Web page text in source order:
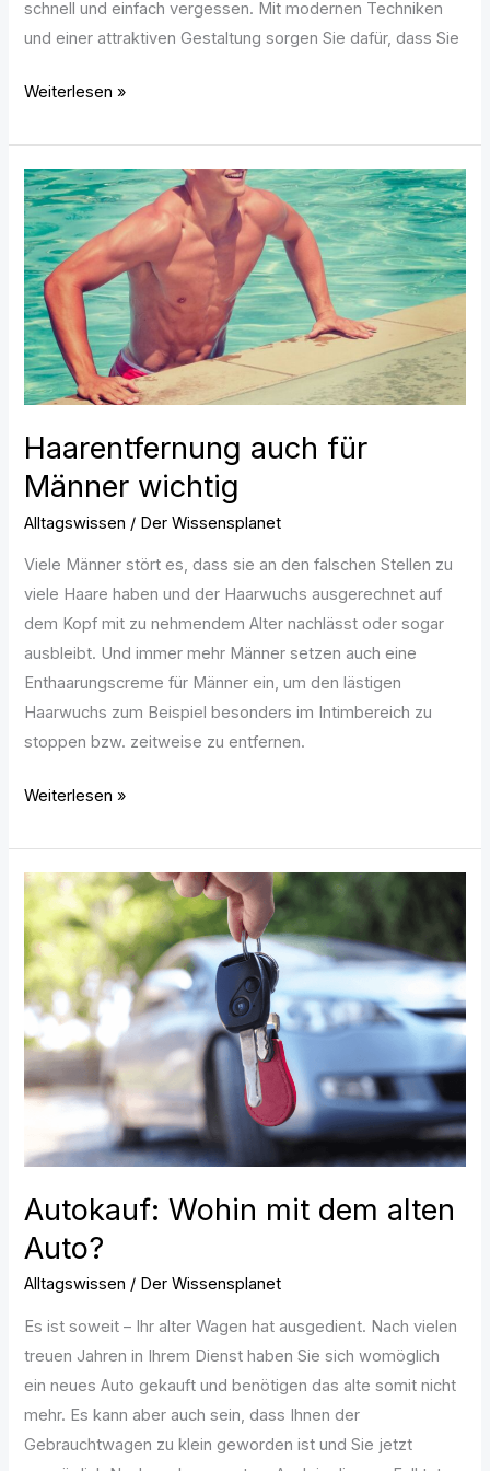
schnell und einfach vergessen. Mit modernen Techniken
und einer attraktiven Gestaltung sorgen Sie dafür, dass Sie
Weiterlesen »
Haarentfernung auch für
Männer wichtig
Alltagswissen / Der Wissensplanet
Viele Männer stört es, dass sie an den falschen Stellen zu
viele Haare haben und der Haarwuchs ausgerechnet auf
dem Kopf mit zu nehmendem Alter nachlässt oder sogar
ausbleibt. Und immer mehr Männer setzen auch eine
Enthaarungscreme für Männer ein, um den lästigen
Haarwuchs zum Beispiel besonders im Intimbereich zu
stoppen bzw. zeitweise zu entfernen.
Haarentfernung
auch
für
Männer
wichtig
Weiterlesen »
Autokauf: Wohin mit dem alten
Auto?
Alltagswissen / Der Wissensplanet
Es ist soweit – Ihr alter Wagen hat ausgedient. Nach vielen
treuen Jahren in Ihrem Dienst haben Sie sich womöglich
ein neues Auto gekauft und benötigen das alte somit nicht
mehr. Es kann aber auch sein, dass Ihnen der
Gebrauchtwagen zu klein geworden ist und Sie jetzt
Autokauf:
Wohin
mit
dem
alten
Auto?